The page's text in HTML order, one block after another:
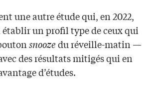
une autre étude qui, en 2022,
établir un profil type de ceux qui
snoozedu réveille-matin —
des résultats mitigés qui en
d’études.